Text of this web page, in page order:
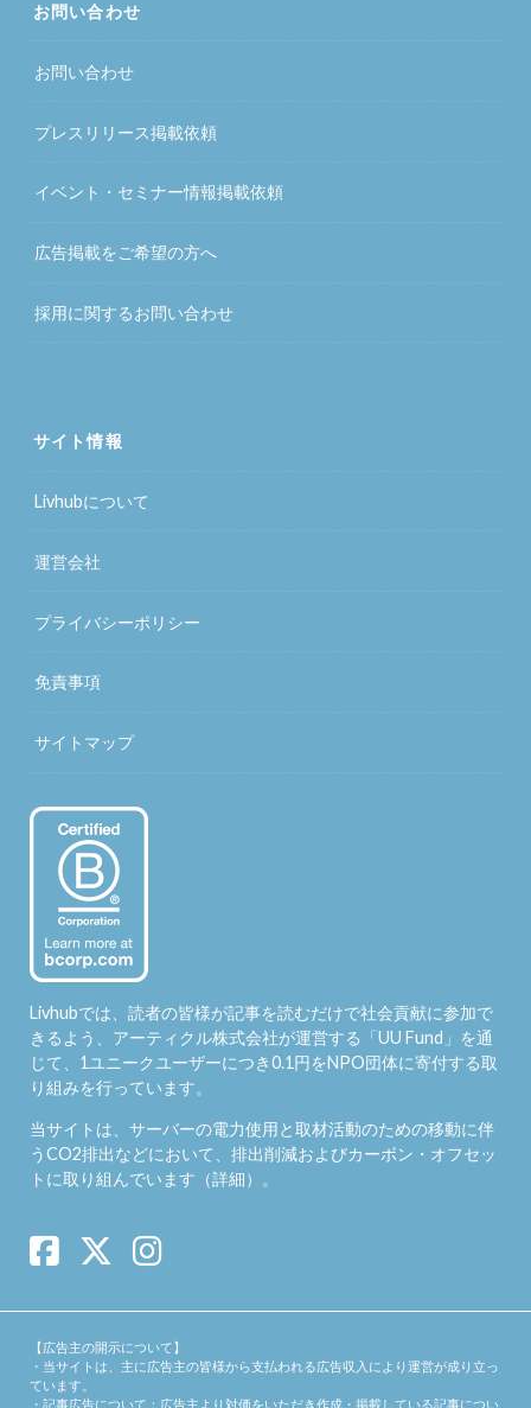
お問い合わせ
お問い合わせ
プレスリリース掲載依頼
イベント・セミナー情報掲載依頼
広告掲載をご希望の方へ
採用に関するお問い合わせ
サイト情報
Livhubについて
運営会社
プライバシーポリシー
免責事項
サイトマップ
Livhubでは、読者の皆様が記事を読むだけで社会貢献に参加で
きるよう、アーティクル株式会社が運営する「UU Fund 」を通
じて、1ユニークユーザーにつき0.1円をNPO団体に寄付する取
り組みを行っています。
当サイトは、サーバーの電力使用と取材活動のための移動に伴
うCO2排出などにおいて、排出削減およびカーボン・オフセッ
トに取り組んでいます（詳細）。
【広告主の開示について】
・当サイトは、主に広告主の皆様から支払われる広告収入により運営が成り立っ
ています。
・記事広告について：広告主より対価をいただき作成・掲載している記事につい